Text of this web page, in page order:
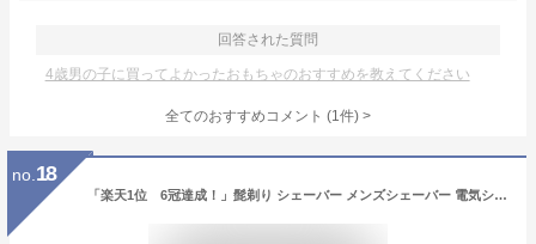
回答された質問
4歳男の子に買ってよかったおもちゃのおすすめを教えてください
全てのおすすめコメント (1件) >
no. 18
「楽天1位 6冠達成！」髭剃り シェーバー メンズシェーバー 電気シェーバー 電気カミソリ 電動シェーバー 電気かみそり 電気剃刀 お風呂ソリ ひげそり ヒゲソリ 電動 男性 丸洗い可能 深剃り 回転刃 回転式 充電式 防水 出張 携帯便利 父の日 ギフト